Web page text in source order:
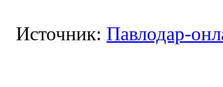
Источник: Павлодар-